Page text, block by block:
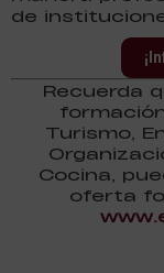
de
Recuerda
Turismo,
Cocina,
oferta